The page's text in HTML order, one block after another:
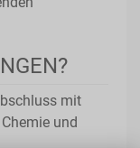
mit
und